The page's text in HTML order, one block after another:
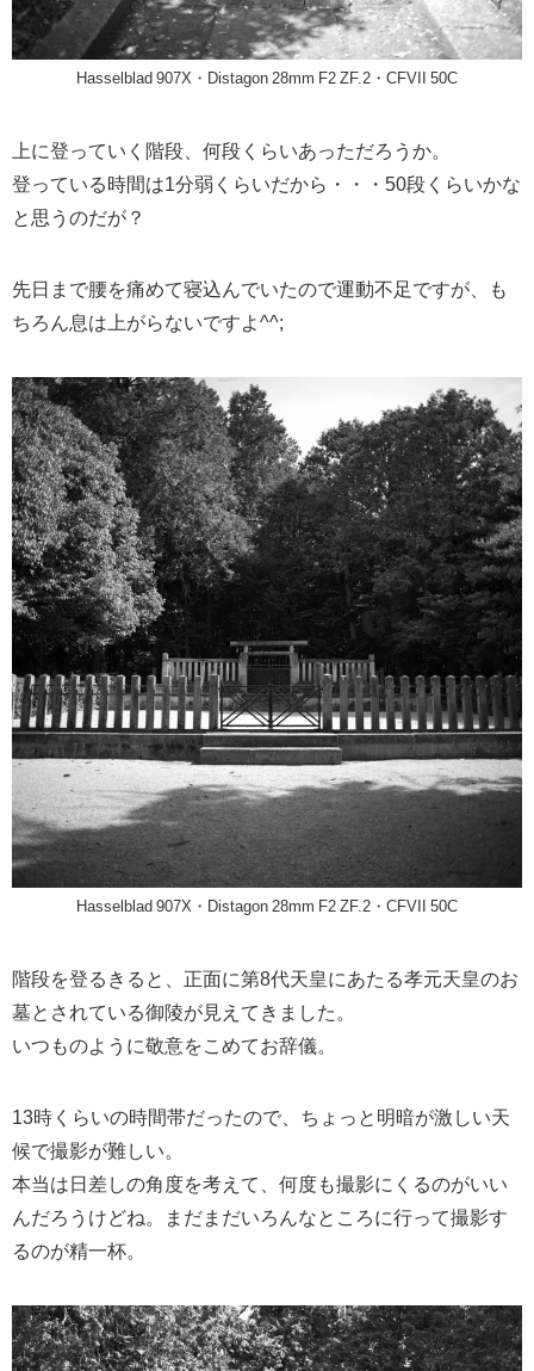
Hasselblad 907X・Distagon 28mm F2 ZF.2・CFVII 50C
上に登っていく階段、何段くらいあっただろうか。
登っている時間は1分弱くらいだから・・・50段くらいかな
と思うのだが？
先日まで腰を痛めて寝込んでいたので運動不足ですが、も
ちろん息は上がらないですよ^^;
Hasselblad 907X・Distagon 28mm F2 ZF.2・CFVII 50C
階段を登るきると、正面に第8代天皇にあたる孝元天皇のお
墓とされている御陵が見えてきました。
いつものように敬意をこめてお辞儀。
13時くらいの時間帯だったので、ちょっと明暗が激しい天
候で撮影が難しい。
本当は日差しの角度を考えて、何度も撮影にくるのがいい
んだろうけどね。まだまだいろんなところに行って撮影す
るのが精一杯。